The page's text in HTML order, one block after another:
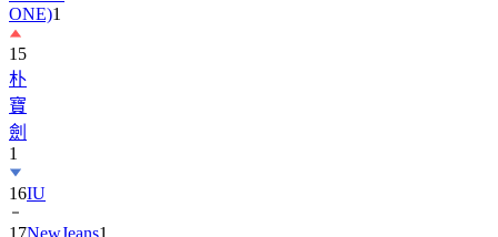
ONE)1
15
朴
寶
劍
1
16IU
17NewJeans1